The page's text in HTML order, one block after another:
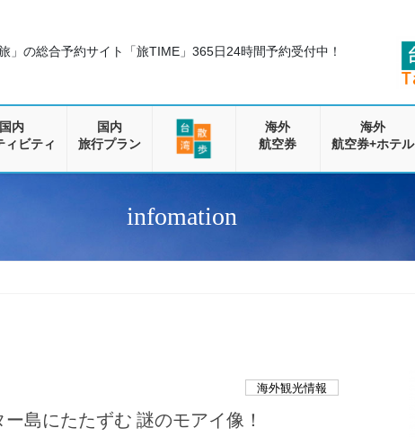
旅」の総合予約サイト「旅TIME」 365日24時間予約受付中！
国内
ィビティ
国内
旅行プラン
海外
航空券
海外
航空券+ホテル
infomation
海外観光情報
島にたたずむ 謎のモアイ像！